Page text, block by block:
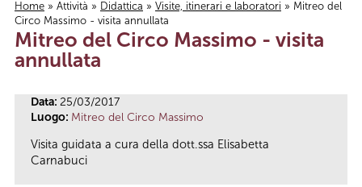
Tu sei qui
Home » Attività » Didattica » Visite, itinerari e laboratori » Mitreo del
Circo Massimo - visita annullata
Mitreo del Circo Massimo - visita
annullata
Data: 25/03/2017
Luogo: Mitreo del Circo Massimo
Visita guidata a cura della dott.ssa Elisabetta
Carnabuci